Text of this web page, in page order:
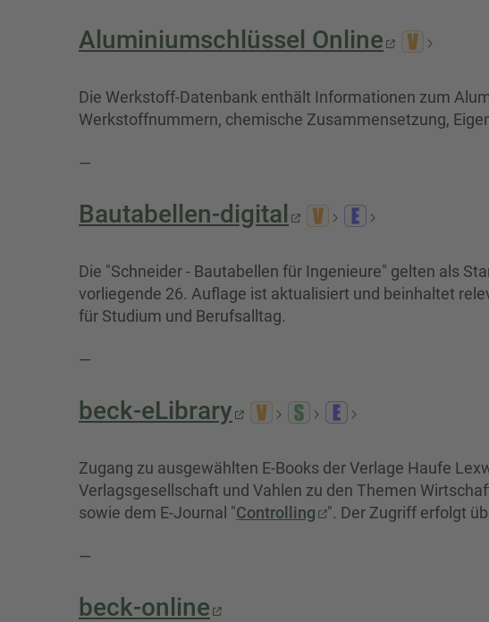
Aluminiumschlüssel Online
Die Werkstoff-Datenbank enthält Informationen zum
Werkstoffnummern, chemische Zusammensetzung,
—
Bautabellen-digital
Die "Schneider - Bautabellen für Ingenieure" gelten als
vorliegende 26. Auflage ist aktualisiert und beinhaltet
für Studium und Berufsalltag.
—
beck-eLibrary
Zugang zu ausgewählten E-Books der Verlage Haufe
Verlagsgesellschaft und Vahlen zu den Themen
sowie dem E-Journal "Controlling ". Der Zugriff erfolgt
—
beck-online